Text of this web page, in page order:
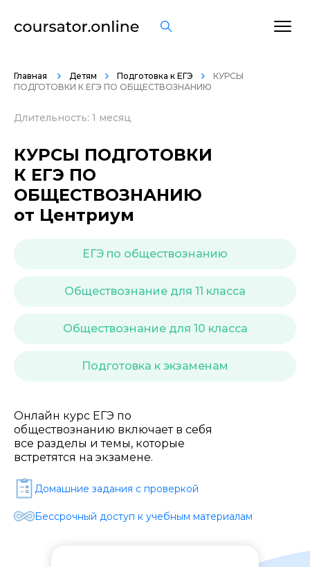
Главная Детям Подготовка к ЕГЭ
КУРСЫ
ПОДГОТОВКИ К ЕГЭ ПО ОБЩЕСТВОЗНАНИЮ
Длительность: 1 месяц
КУРСЫ ПОДГОТОВКИ
К ЕГЭ ПО
ОБЩЕСТВОЗНАНИЮ
от Центриум
ЕГЭ по обществознанию
Обществознание для 11 класса
Обществознание для 10 класса
Подготовка к экзаменам
Онлайн курс ЕГЭ по
обществознанию включает в себя
все разделы и темы, которые
встретятся на экзамене.
Домашние задания c проверкой
Бессрочный доступ к учебным материалам
Подача материала *
Программа обучения *
Уровень организации *